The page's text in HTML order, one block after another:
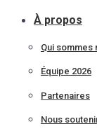
À propos
Qui sommes
Équipe 2026
Partenaires
Nous